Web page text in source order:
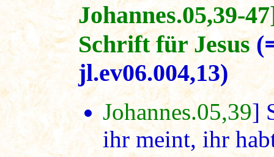
Johannes.05,39-
Schrift für Jesus
jl.ev06.004,13)
Johannes.05,39]
ihr meint, ihr